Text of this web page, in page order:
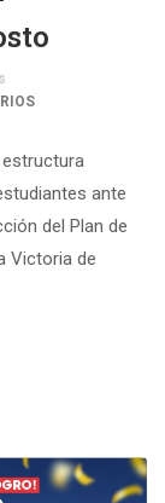
ante
del Plan de
Victoria de